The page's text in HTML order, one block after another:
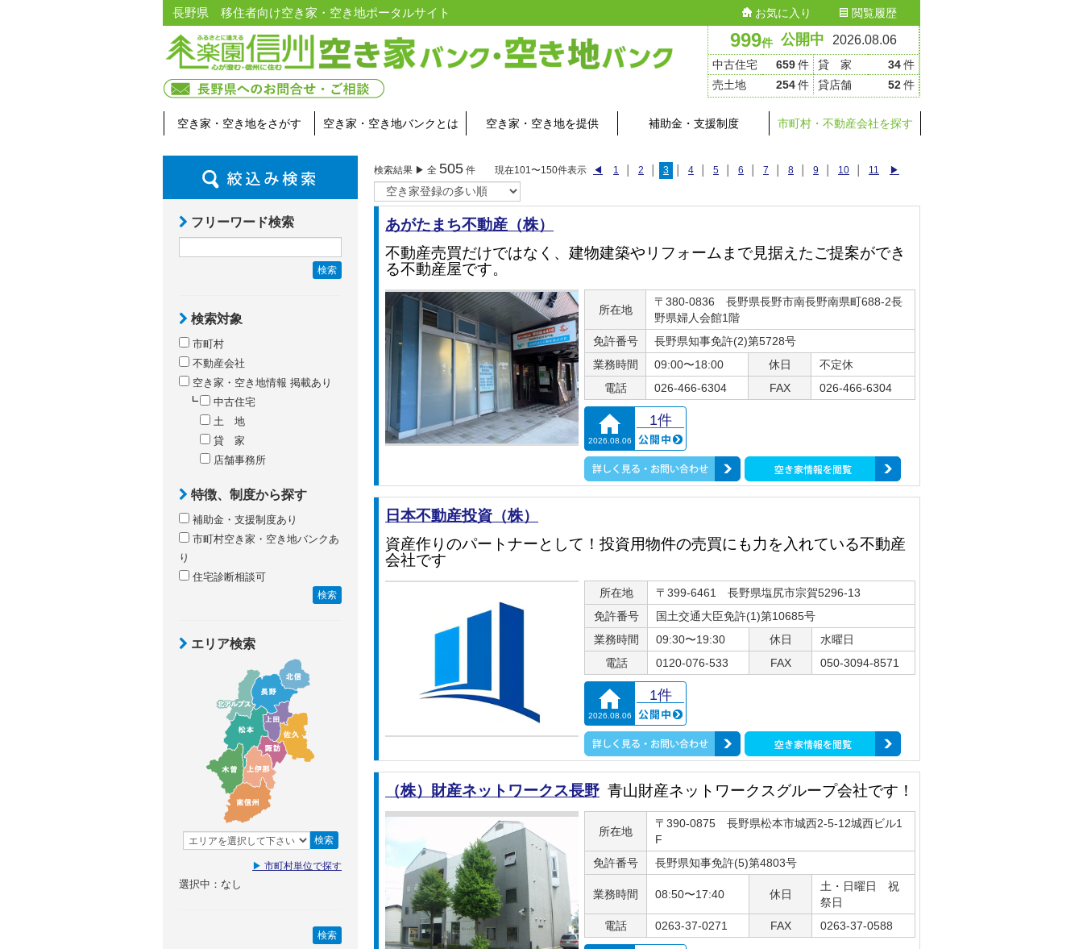
999件 公開中 2026.08.06
中古住宅 659件 貸 家 34件
売土地
254件 貸店舗 52件
長野県 移住者向け空き家・空き地ポータルサイト お気に入り 閲覧履歴
空き家・空き地をさがす 空き家・空き地バンクとは 空き家・空き地を提供 補助金・支援制度 市町村・不動産会社を探す
フリーワード検索
検索
検索対象
市町村
不動産会社
空き家・空き地情報 掲載あり
中古住宅
土 地
貸 家
店舗事務所
特徴、制度から探す
補助金・支援制度あり
市町村空き家・空き地バンクあ
り
住宅診断相談可
検索
エリア検索
検索
▶ 市町村単位で探す
選択中：なし
検索
検索結果 ▶ 全 505 件 現在101〜150件表示 ◀ 1 2 3 4 5 6 7 8 9 10 11 ▶
あがたまち不動産（株）
不動産売買だけではなく、建物建築やリフォームまで見据えたご提案ができ
る不動産屋です。
所在地
〒380-0836 長野県長野市南長野南県町688-2長
野県婦人会館1階
免許番号
長野県知事免許(2)第5728号
業務時間
09:00〜18:00 休日
不定休
電話
026-466-6304 FAX 026-466-6304
2026.08.06
1件
日本不動産投資（株）
資産作りのパートナーとして！投資用物件の売買にも力を入れている不動産
会社です
所在地
〒399-6461 長野県塩尻市宗賀5296-13
免許番号
国土交通大臣免許(1)第10685号
業務時間
09:30〜19:30 休日
水曜日
電話
0120-076-533 FAX 050-3094-8571
2026.08.06
1件
（株）財産ネットワークス長野 青山財産ネットワークスグループ会社です！
所在地
〒390-0875 長野県松本市城西2-5-12城西ビル1
F
免許番号
長野県知事免許(5)第4803号
業務時間 08:50〜17:40 休日
土・日曜日 祝
祭日
電話
0263-37-0271 FAX 0263-37-0588